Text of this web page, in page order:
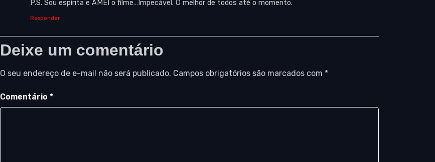
P.S. Sou espírita e AMEI o filme…Impecável. O melhor de todos até o momento.
Responder
Deixe um comentário
O seu endereço de e-mail não será publicado. Campos obrigatórios são marcados com *
Comentário*